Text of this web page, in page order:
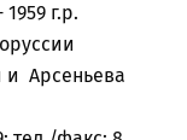
г.р.
и Арсеньева